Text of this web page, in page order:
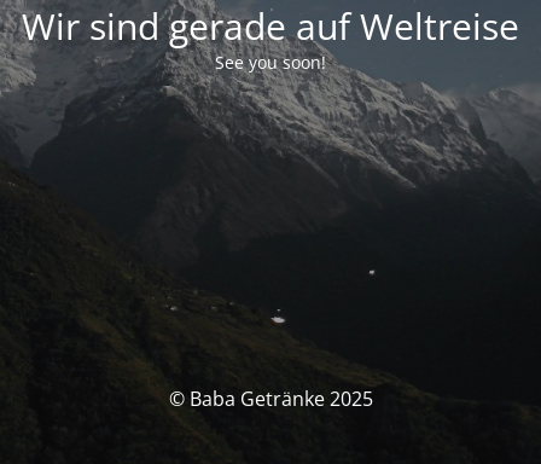
Wir sind gerade auf Weltreise
See you soon!
© Baba Getränke 2025